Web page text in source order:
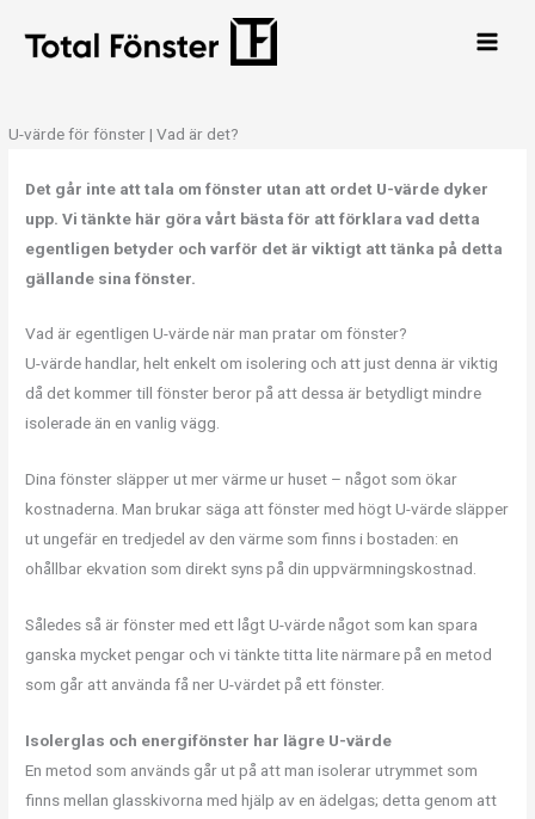
U-värde för fönster | Vad är det?
Det går inte att tala om fönster utan att ordet U-värde dyker
upp. Vi tänkte här göra vårt bästa för att förklara vad detta
egentligen betyder och varför det är viktigt att tänka på detta
gällande sina fönster.
Vad är egentligen U-värde när man pratar om fönster?
U-värde handlar, helt enkelt om isolering och att just denna är viktig
då det kommer till fönster beror på att dessa är betydligt mindre
isolerade än en vanlig vägg.
Dina fönster släpper ut mer värme ur huset – något som ökar
kostnaderna. Man brukar säga att fönster med högt U-värde släpper
ut ungefär en tredjedel av den värme som finns i bostaden: en
ohållbar ekvation som direkt syns på din uppvärmningskostnad.
Således så är fönster med ett lågt U-värde något som kan spara
ganska mycket pengar och vi tänkte titta lite närmare på en metod
som går att använda få ner U-värdet på ett fönster.
Isolerglas och energifönster har lägre U-värde
En metod som används går ut på att man isolerar utrymmet som
finns mellan glasskivorna med hjälp av en ädelgas; detta genom att